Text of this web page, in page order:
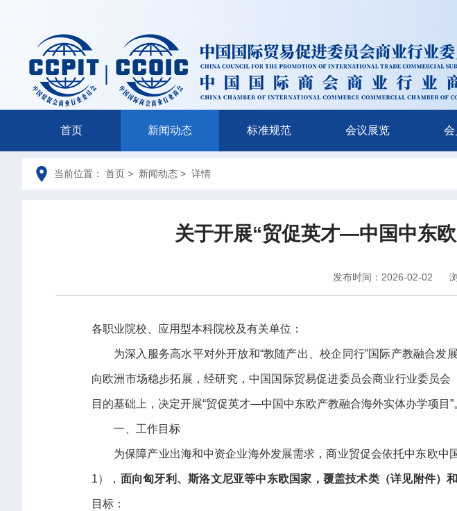
首页 新闻动态 标准规范 会议展览 会
当前位置： 首页 > 新闻动态 > 详情
关于开展“贸促英才—中国中东
发布时间：2026-02-02
各职业院校、应用型本科院校及有关单位：
为深入服务高水平对外开放和“教随产出、校企同行”国际产教融合
向欧洲市场稳步拓展，经研究，中国国际贸易促进委员会商业行业委员
目的基础上，决定开展“贸促英才—中国中东欧产教融合海外实体办学项目”
一、工作目标
为保障产业出海和中资企业海外发展需求，商业贸促会依托中东欧
1）， 面向匈牙利、斯洛文尼亚等中东欧国家 ， 覆盖技术类（详见附件）
目标：